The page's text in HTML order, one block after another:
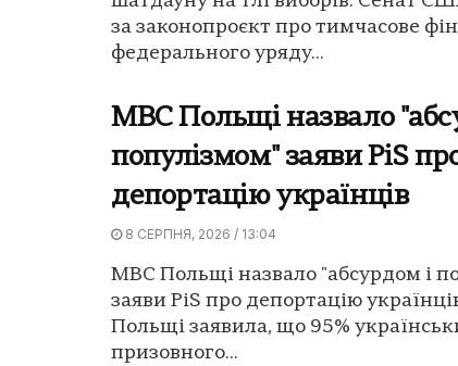
за законопроєкт про тимчасове
федерального уряду...
МВС Польщі назвало
популізмом" заяви PiS
депортацію українців
8 СЕРПНЯ, 2026 / 13:04
МВС Польщі назвало "абсурдом і
заяви PiS про депортацію
Польщі заявила, що 95%
призовного...